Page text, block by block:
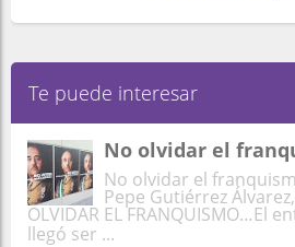
Te puede interesar
No olvidar el
No olvidar el
Pepe Gutiérrez
OLVIDAR EL FRANQUISMO…El
llegó ser ...